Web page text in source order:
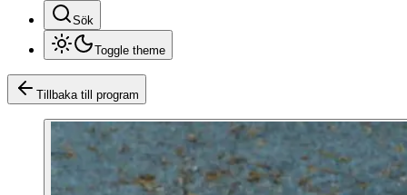
Sök
Toggle theme
Tillbaka till program